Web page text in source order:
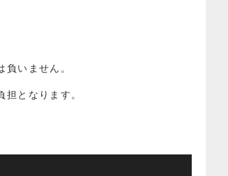
いません。
となります。